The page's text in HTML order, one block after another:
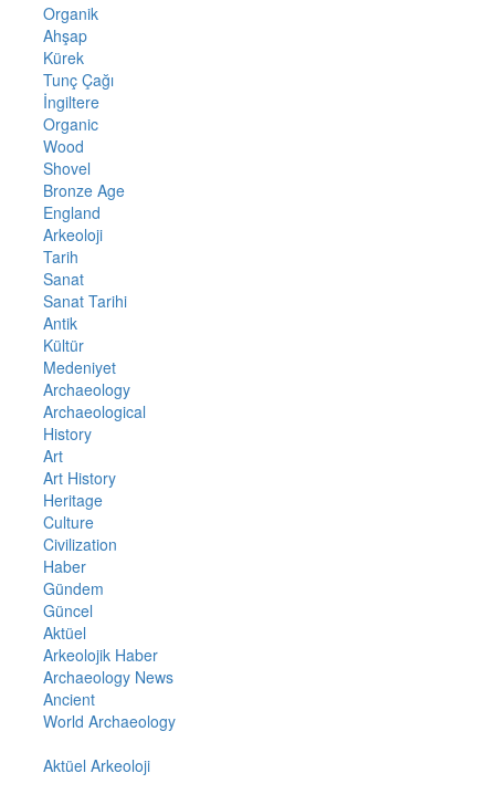
Organik
Ahşap
Kürek
Tunç Çağı
İngiltere
Organic
Wood
Shovel
Bronze Age
England
Arkeoloji
Tarih
Sanat
Sanat Tarihi
Antik
Kültür
Medeniyet
Archaeology
Archaeological
History
Art
Art History
Heritage
Culture
Civilization
Haber
Gündem
Güncel
Aktüel
Arkeolojik Haber
Archaeology News
Ancient
World Archaeology
Aktüel Arkeoloji